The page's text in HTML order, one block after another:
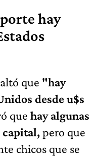
hay
que "hay
desde u$s
que hay algunas
capital,pero que
chicos que se